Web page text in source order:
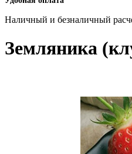
Наличный и безналичный
Земляника